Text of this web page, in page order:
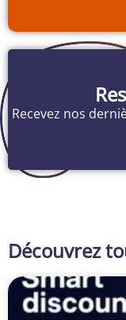
Recevez nos
Découvrez